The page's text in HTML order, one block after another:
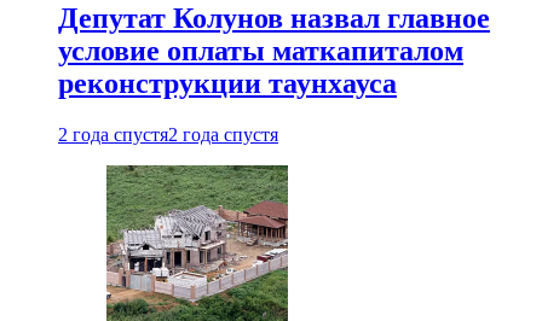
Депутат Колунов назвал главное
условие оплаты маткапиталом
реконструкции таунхауса
2 года спустя2 года спустя